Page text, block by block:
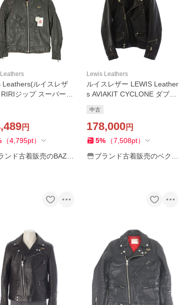
Leathers(ルイスレザ
ジップ スーパーフ
円
（4,795pt）
ンド古着販売のBAZZ
Lewis Leathers
ルイスレザー LEWIS Leather
s AVIAKIT CYCLONE ダブル
ー 黒 /KH5 メンズ
中古
178,000円
5% （7,508pt）
ブランド古着販売のベクト